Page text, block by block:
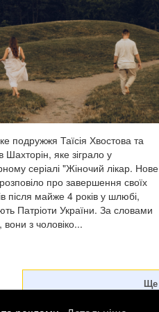
подружжя Таїсія Хвостова та
Шахторін, яке зіграло у
серіалі "Жіночий лікар. Нове
про завершення своїх
після майже 4 років у шлюбі,
Патріоти України. За словами
вони з чоловіко...